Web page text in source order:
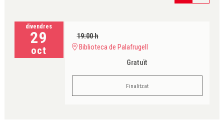
divendres
29
oct
19:00 h
Biblioteca de Palafrugell
Gratuït
Finalitzat